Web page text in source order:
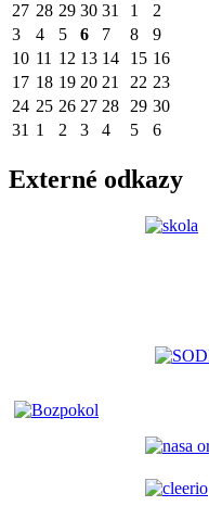
27 28 29 30 31 1
2
3
4 5 6 7 8
9
10 11 12 13 14 15 16
17 18 19 20 21 22 23
24 25 26 27 28 29 30
31 1 2 3 4 5 6
Externé odkazy